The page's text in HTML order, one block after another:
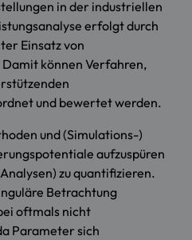
in der industriellen
erfolgt durch
Einsatz von
können Verfahren,
und bewertet werden.
und (Simulations-)
aufzuspüren
zu quantifizieren.
Betrachtung
oftmals nicht
Parameter sich